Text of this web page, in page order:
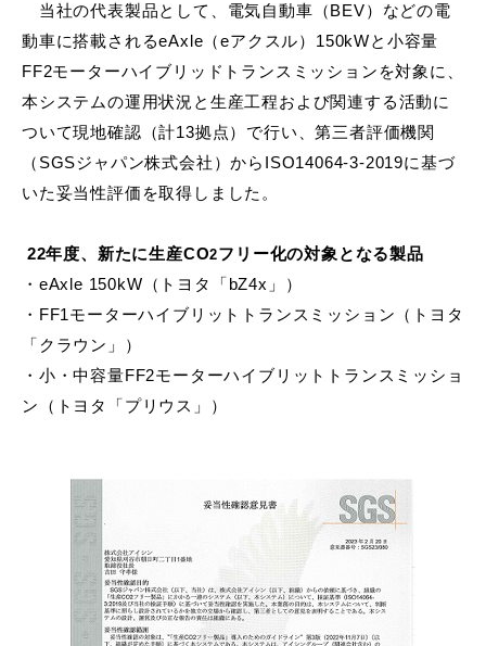
当社の代表製品として、電気自動車（BEV）などの電
動車に搭載されるeAxle （eアクスル） 150kWと小容量
FF2モーターハイブリッドトランスミッションを対象に、
本システムの運用状況と生産工程および関連する活動に
ついて現地確認（計13拠点）で行い、第三者評価機関
（ SGSジャパン株式会社）から ISO14064-3-2019に基づ
いた妥当性評価を取得しました。
22年度、新たに生産CO2フリー化の対象となる製品
・ eAxle 150kW （トヨタ「bZ4x 」）
・ FF1モーターハイブリットトランスミッション（トヨタ
「クラウン」）
・小・中容量FF2モーターハイブリットトランスミッショ
ン（トヨタ「プリウス」）